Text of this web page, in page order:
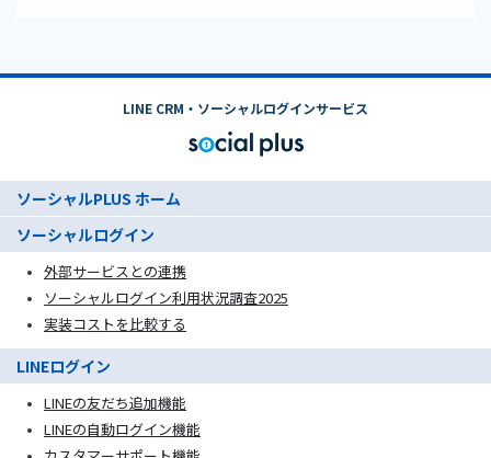
LINE CRM・ソーシャルログインサービス
ソーシャルPLUS ホーム
ソーシャルログイン
外部サービスとの連携
ソーシャルログイン利用状況調査2025
実装コストを比較する
LINEログイン
LINEの友だち追加機能
LINEの自動ログイン機能